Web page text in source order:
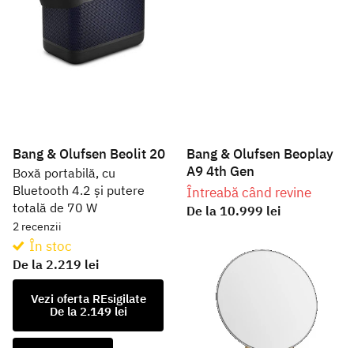
Bang & Olufsen Beolit 20
Boxă portabilă, cu
Bluetooth 4.2 și putere
totală de 70 W
2 recenzii
În stoc
De la 2.219 lei
Vezi oferta REsigilate
De la 2.149 lei
Bang & Olufsen Beoplay
A9 4th Gen
Întreabă când revine
De la 10.999 lei